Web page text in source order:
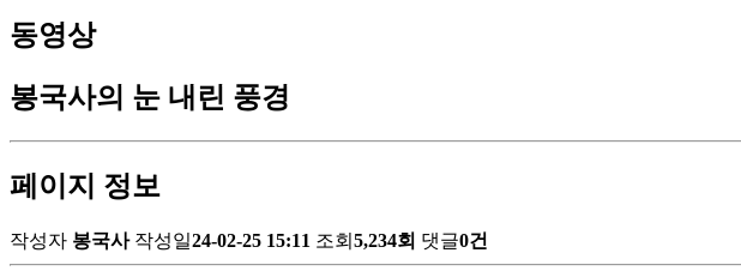
동영상
봉국사의 눈 내린 풍경
페이지 정보
작성자 봉국사 작성일24-02-25 15:11 조회 5,234회 댓글0건